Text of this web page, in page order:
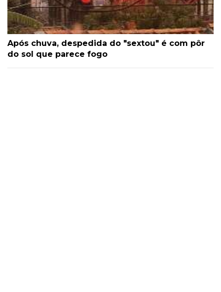
Após chuva, despedida do "sextou" é com pôr
do sol que parece fogo